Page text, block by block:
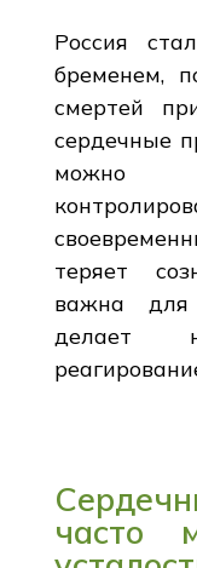
Россия
бременем,
смертей
сердечные
можно
теряет
важна для
делает
часто